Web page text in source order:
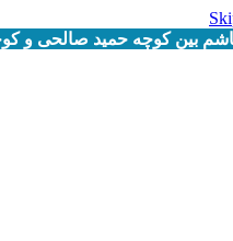
کوچه حمید صالحی و کوچه خرمیان